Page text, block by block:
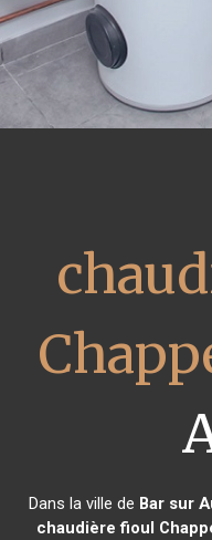
Dans la ville de Bar sur
chaudière fioul